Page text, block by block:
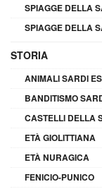
SPIAGGE DELLA
SPIAGGE DELLA
STORIA
ANIMALI SARDI
BANDITISMO
CASTELLI DELLA
ETÀ GIOLITTIANA
ETÀ NURAGICA
FENICIO-PUNICO